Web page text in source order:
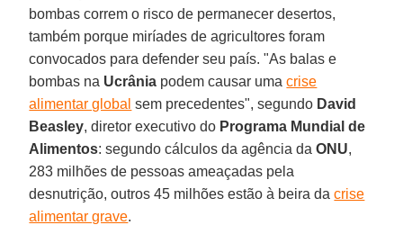
bombas correm o risco de permanecer desertos,
também porque miríades de agricultores foram
convocados para defender seu país. "As balas e
bombas na Ucrânia podem causar umacrise
alimentar global sem precedentes", segundo David
Beasley, diretor executivo do Programa Mundial de
Alimentos: segundo cálculos da agência daONU,
283 milhões de pessoas ameaçadas pela
desnutrição, outros 45 milhões estão à beira dacrise
alimentar grave.